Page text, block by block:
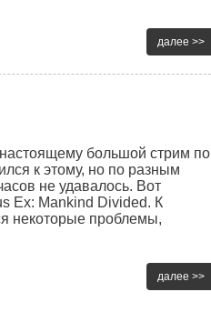
далее >>
большой стрим по
к этому, но по разным
не удавалось. Вот
Ex: Mankind Divided. К
некоторые проблемы,
далее >>